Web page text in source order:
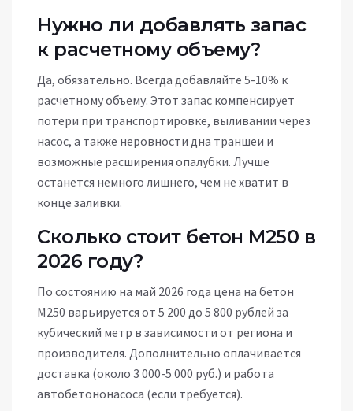
Нужно ли добавлять запас
к расчетному объему?
Да, обязательно. Всегда добавляйте 5-10% к
расчетному объему. Этот запас компенсирует
потери при транспортировке, выливании через
насос, а также неровности дна траншеи и
возможные расширения опалубки. Лучше
останется немного лишнего, чем не хватит в
конце заливки.
Сколько стоит бетон М250 в
2026 году?
По состоянию на май 2026 года цена на бетон
М250 варьируется от 5 200 до 5 800 рублей за
кубический метр в зависимости от региона и
производителя. Дополнительно оплачивается
доставка (около 3 000-5 000 руб.) и работа
автобетононасоса (если требуется).